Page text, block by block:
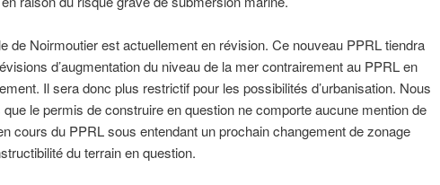
de Noirmoutier est actuellement en révision. Ce nouveau PPRL tiendra
d’augmentation du niveau de la mer contrairement au PPRL en
Il sera donc plus restrictif pour les possibilités d’urbanisation. Nous
que le permis de construire en question ne comporte aucune mention de
cours du PPRL sous entendant un prochain changement de zonage
du terrain en question.